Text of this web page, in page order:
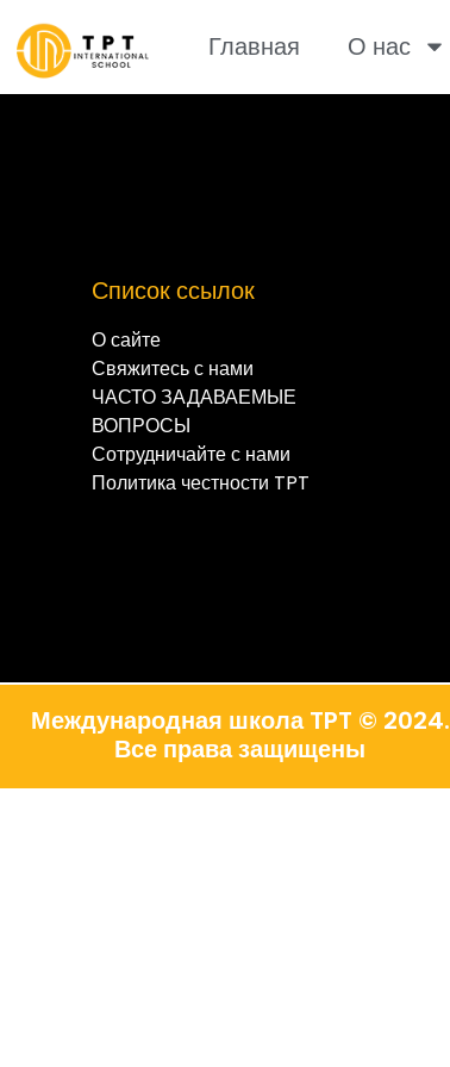
Главная О нас
Список ссылок
О сайте
Свяжитесь с нами
ЧАСТО ЗАДАВАЕМЫЕ
ВОПРОСЫ
Сотрудничайте с нами
Политика честности TPT
Международная школа TPT © 2024.
Все права защищены